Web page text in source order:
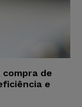
compra de
e